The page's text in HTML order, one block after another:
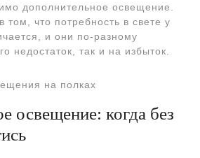
дополнительное освещение.
том, что потребность в свете у
и они по-разному
недостаток, так и на избыток.
освещение: когда без